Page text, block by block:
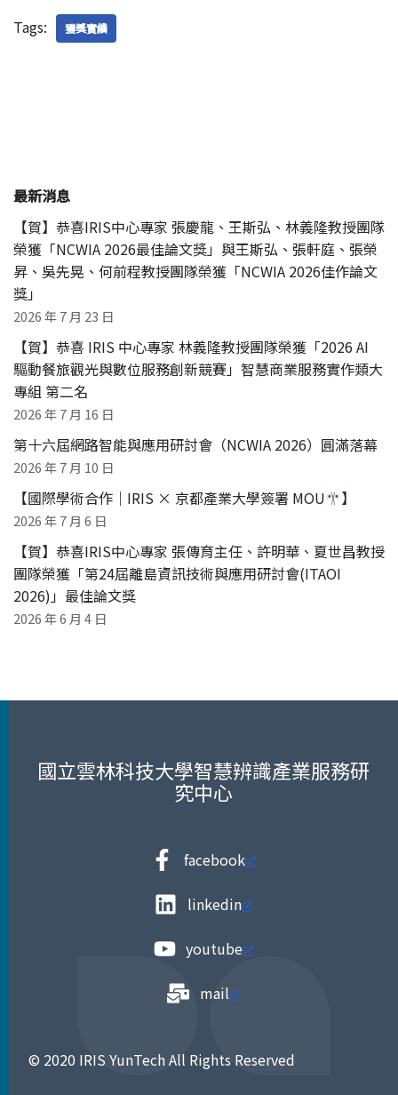
Tags: 獲獎實績
最新消息
【賀】恭喜IRIS中心專家 張慶龍、王斯弘、林義隆教授團隊
榮獲「NCWIA 2026最佳論文獎」與王斯弘、張軒庭、張榮
昇、吳先晃、何前程教授團隊榮獲「NCWIA 2026佳作論文
獎」
2026 年 7 月 23 日
【賀】恭喜 IRIS 中心專家 林義隆教授團隊榮獲「2026 AI
驅動餐旅觀光與數位服務創新競賽」智慧商業服務實作類大
專組 第二名
2026 年 7 月 16 日
第十六屆網路智能與應用研討會（NCWIA 2026）圓滿落幕
2026 年 7 月 10 日
【國際學術合作｜IRIS × 京都產業大學簽署 MOU 】
2026 年 7 月 6 日
【賀】恭喜IRIS中心專家 張傳育主任、許明華、夏世昌教授
團隊榮獲「第24屆離島資訊技術與應用研討會(ITAOI
2026)」最佳論文獎
2026 年 6 月 4 日
國立雲林科技大學智慧辨識產業服務研
究中心
facebook
linkedin
youtube
mail
© 2020 IRIS YunTech All Rights Reserved